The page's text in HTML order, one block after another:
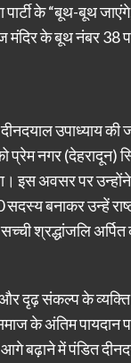
के “बूथ-बूथ
के बूथ नंबर 38
उपाध्याय
प्रेम नगर (देहरादून)
इस अवसर पर
बनाकर उन्हें
श्रद्धांजलि
दृढ़ संकल्प के
के अंतिम पायदान
आगे बढ़ाने में पंडित